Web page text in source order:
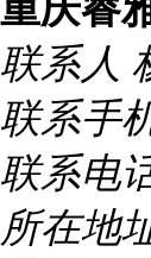
联系人
联系手
联系电
所在地